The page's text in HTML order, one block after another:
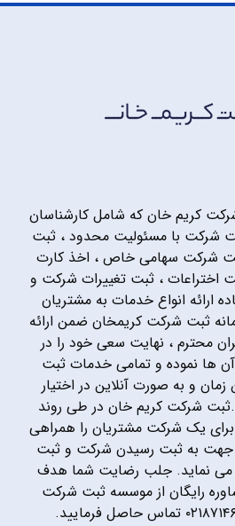
کریم خان که شامل کارشناسان
شرکت با مسئولیت محدود ، ثبت
شرکت سهامی خاص ، اخذ کارت
اختراعات ، ثبت تغییرات شرکت و
ارائه انواع خدمات به مشتریان
ثبت شرکت کریمخان ضمن ارائه
محترم ، نهایت سعی خود را در
ها نموده و تمامی خدمات ثبت
و به صورت آنلاین در اختیار
شرکت کریم خان در طی روند
برای یک شرکت مشتریان را همراهی
جهت به ثبت رسیدن شرکت و ثبت
می نماید. جلب رضایت شما هدف
رایگان از موسسه ثبت شرکت